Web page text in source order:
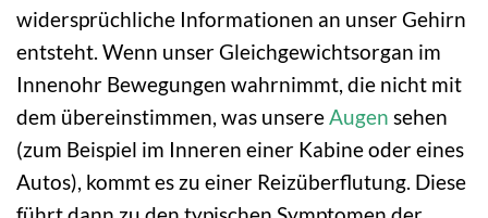
widersprüchliche Informationen an unser Gehirn
entsteht. Wenn unser Gleichgewichtsorgan im
Innenohr Bewegungen wahrnimmt, die nicht mit
dem übereinstimmen, was unsereAugen sehen
(zum Beispiel im Inneren einer Kabine oder eines
Autos), kommt es zu einer Reizüberflutung. Diese